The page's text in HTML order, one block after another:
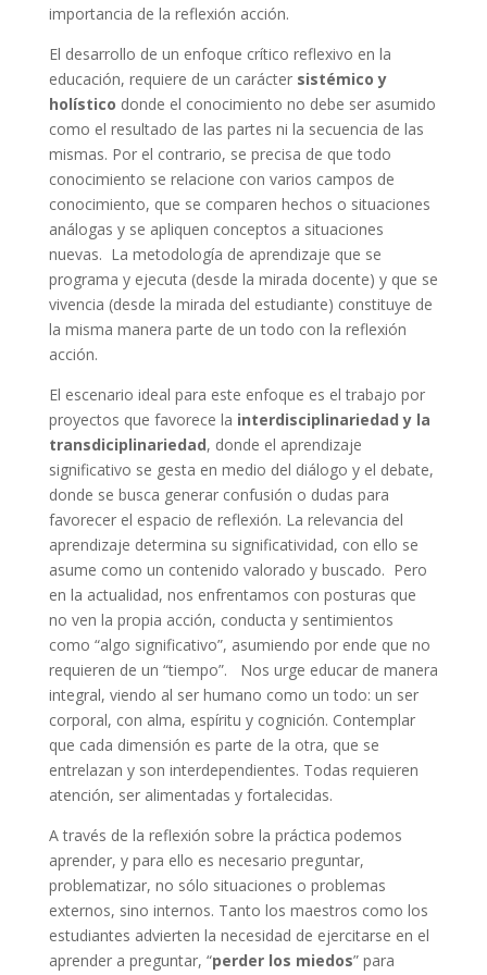
importancia de la reflexión acción.
El desarrollo de un enfoque crítico reflexivo en la
educación, requiere de un carácter sistémico y
holístico donde el conocimiento no debe ser asumido
como el resultado de las partes ni la secuencia de las
mismas. Por el contrario, se precisa de que todo
conocimiento se relacione con varios campos de
conocimiento, que se comparen hechos o situaciones
análogas y se apliquen conceptos a situaciones
nuevas. La metodología de aprendizaje que se
programa y ejecuta (desde la mirada docente) y que se
vivencia (desde la mirada del estudiante) constituye de
la misma manera parte de un todo con la reflexión
acción.
El escenario ideal para este enfoque es el trabajo por
proyectos que favorece la interdisciplinariedad y la
transdiciplinariedad, donde el aprendizaje
significativo se gesta en medio del diálogo y el debate,
donde se busca generar confusión o dudas para
favorecer el espacio de reflexión. La relevancia del
aprendizaje determina su significatividad, con ello se
asume como un contenido valorado y buscado. Pero
en la actualidad, nos enfrentamos con posturas que
no ven la propia acción, conducta y sentimientos
como “algo significativo”, asumiendo por ende que no
requieren de un “tiempo”. Nos urge educar de manera
integral, viendo al ser humano como un todo: un ser
corporal, con alma, espíritu y cognición. Contemplar
que cada dimensión es parte de la otra, que se
entrelazan y son interdependientes. Todas requieren
atención, ser alimentadas y fortalecidas.
A través de la reflexión sobre la práctica podemos
aprender, y para ello es necesario preguntar,
problematizar, no sólo situaciones o problemas
externos, sino internos. Tanto los maestros como los
estudiantes advierten la necesidad de ejercitarse en el
aprender a preguntar, “perder los miedos” para